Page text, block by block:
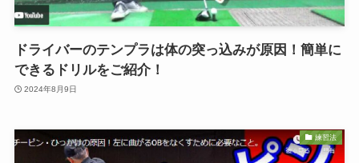
ドライバーのテンプラは体の突っ込みが原因！簡単に
できるドリルをご紹介！
2024年8月9日
練習法